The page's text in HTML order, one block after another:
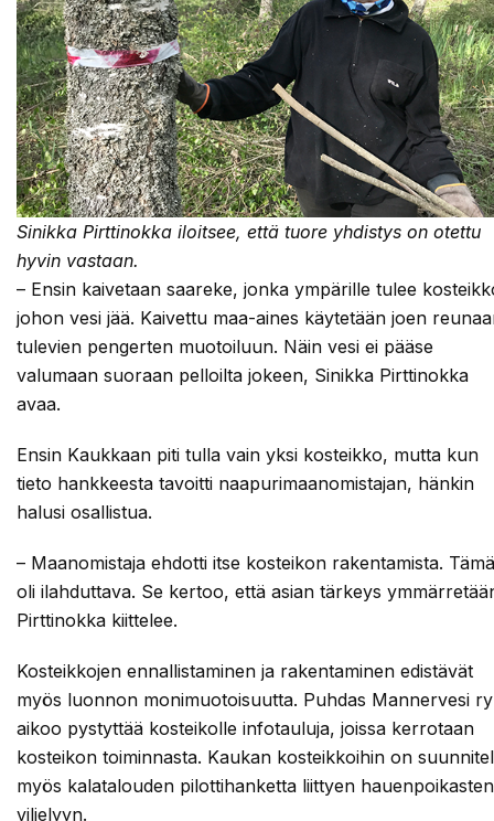
Sinikka Pirttinokka iloitsee, että tuore yhdistys on otettu
hyvin vastaan.
– Ensin kaivetaan saareke, jonka ympärille tulee
johon vesi jää. Kaivettu maa-aines käytetään joen
tulevien pengerten muotoiluun. Näin vesi ei pääse
valumaan suoraan pelloilta jokeen, Sinikka Pirttinokka
avaa.
Ensin Kaukkaan piti tulla vain yksi kosteikko, mutta kun
tieto hankkeesta tavoitti naapurimaanomistajan, hänkin
halusi osallistua.
– Maanomistaja ehdotti itse kosteikon rakentamista. Tämä
oli ilahduttava. Se kertoo, että asian tärkeys
Pirttinokka kiittelee.
Kosteikkojen ennallistaminen ja rakentaminen edistävät
myös luonnon monimuotoisuutta. Puhdas Mannervesi ry
aikoo pystyttää kosteikolle infotauluja, joissa kerrotaan
kosteikon toiminnasta. Kaukan kosteikkoihin on
myös kalatalouden pilottihanketta liittyen hauenpoikasten
viljelyyn.